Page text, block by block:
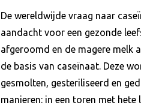
Content
De wereldwijde vraag naar
aandacht voor een gezonde
afgeroomd en de magere melk
de basis van caseïnaat. Deze
gesmolten, gesteriliseerd en
manieren: in een toren met